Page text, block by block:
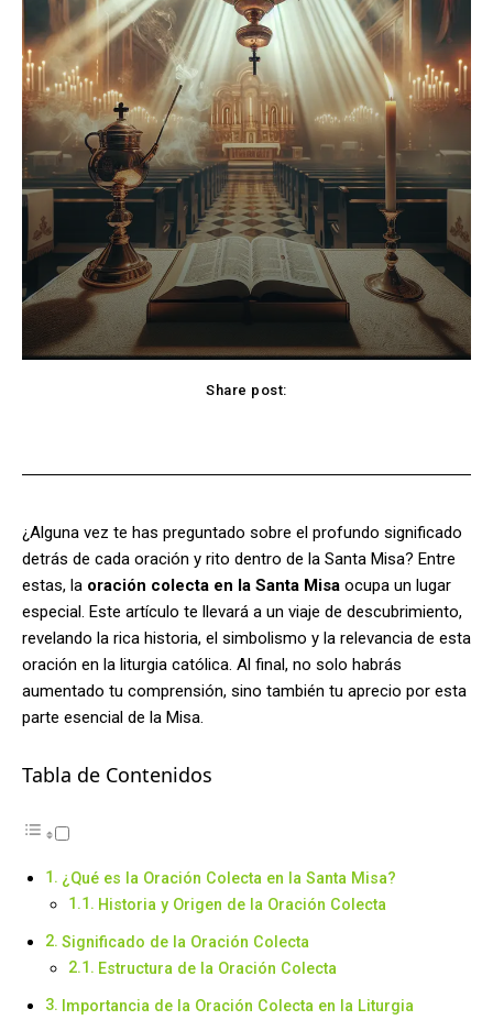
Share post:
¿Alguna vez te has preguntado sobre el profundo significado
detrás de cada oración y rito dentro de la Santa Misa? Entre
estas, la oración colecta en la Santa Misa ocupa un lugar
especial. Este artículo te llevará a un viaje de descubrimiento,
revelando la rica historia, el simbolismo y la relevancia de esta
oración en la liturgia católica. Al final, no solo habrás
aumentado tu comprensión, sino también tu aprecio por esta
parte esencial de la Misa.
Tabla de Contenidos
¿Qué es la Oración Colecta en la Santa Misa?
Historia y Origen de la Oración Colecta
Significado de la Oración Colecta
Estructura de la Oración Colecta
Importancia de la Oración Colecta en la Liturgia